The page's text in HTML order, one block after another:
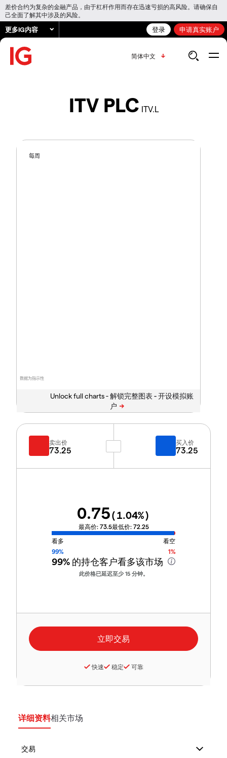
差价合约为复杂的金融产品，由于杠杆作用而存在迅速亏损的高风险。请确保自
己全面了解其中涉及的风险。
更多IG内容 登录 申请真实账户
简体中文
ITV PLC ITV.L
数据为指示性
每周
Unlock full charts -
卖出价
73.25
买入价
73.25
0.75(1.04%)
最高价: 73.5最低价: 72.25
看多
看空
99%
1%
99% 的持仓客户看多该市场
此价格已延迟至少 15 分钟。
快速 稳定 可靠
详细资料相关市场